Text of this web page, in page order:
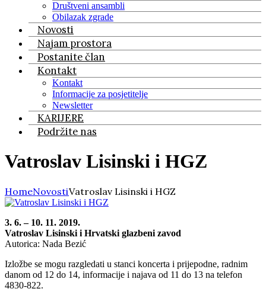
Društveni ansambli
Obilazak zgrade
Novosti
Najam prostora
Postanite član
Kontakt
Kontakt
Informacije za posjetitelje
Newsletter
KARIJERE
Podržite nas
Vatroslav Lisinski i HGZ
HomeNovostiVatroslav Lisinski i HGZ
3. 6. – 10. 11. 2019.
Vatroslav Lisinski i Hrvatski glazbeni zavod
Autorica: Nada Bezić
Izložbe se mogu razgledati u stanci koncerta i prijepodne, radnim
danom od 12 do 14, informacije i najava od 11 do 13 na telefon
4830-822.